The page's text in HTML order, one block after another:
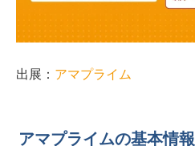
出展： アマプライム
アマプライムの基本情報